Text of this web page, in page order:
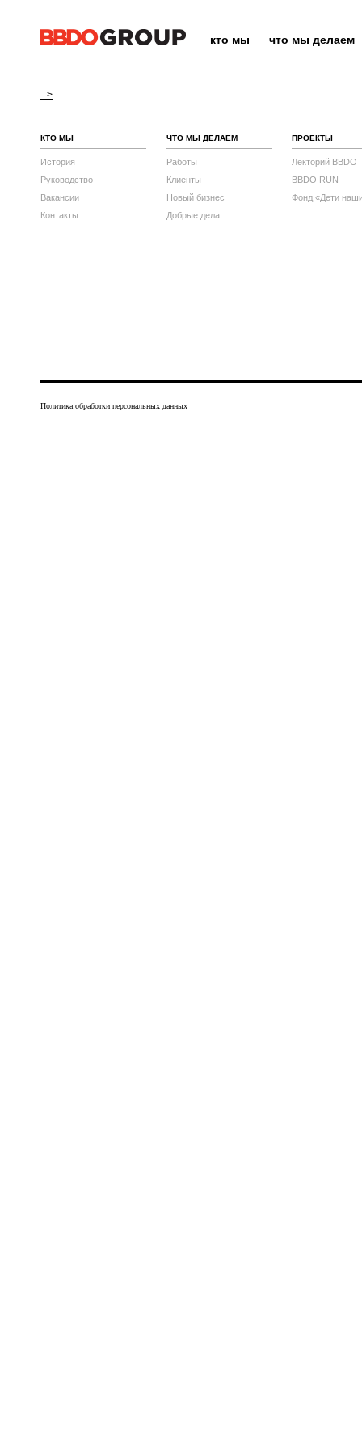
кто мы что мы делаем
-->
КТО МЫ
История
Руководство
Вакансии
Контакты
ЧТО МЫ ДЕЛАЕМ
Работы
Клиенты
Новый бизнес
Добрые дела
ПРОЕКТЫ
Лекторий BBDO
BBDO RUN
Фонд «Дети
Политика обработки персональных данных